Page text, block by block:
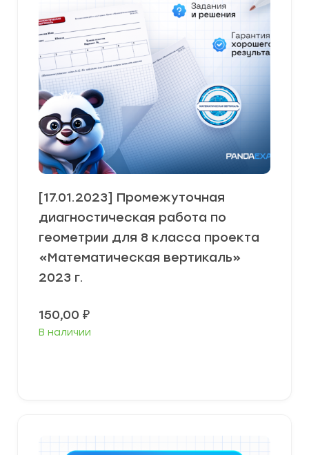
[17.01.2023] Промежуточная
диагностическая работа по
геометрии для 8 класса проекта
«Математическая вертикаль»
2023 г.
150,00 ₽
В наличии